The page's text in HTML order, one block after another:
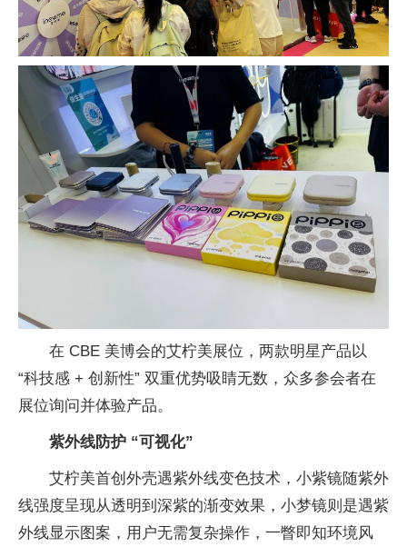
在 CBE 美博会的艾柠美展位，两款明星产品以
“科技感 + 创新性” 双重优势吸睛无数，众多参会者在
展位询问并体验产品。
紫外线防护 “可视化”
艾柠美首创外壳遇紫外线变色技术，小紫镜随紫外
线强度呈现从透明到深紫的渐变效果，小梦镜则是遇紫
外线显示图案，用户无需复杂操作，一瞥即知环境风